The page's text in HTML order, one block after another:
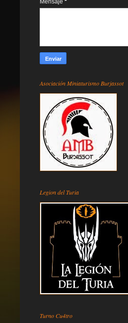
Mensaje *
Asociación Miniaturismo Burjassot
Legion del Turia
Turno Cu4tro